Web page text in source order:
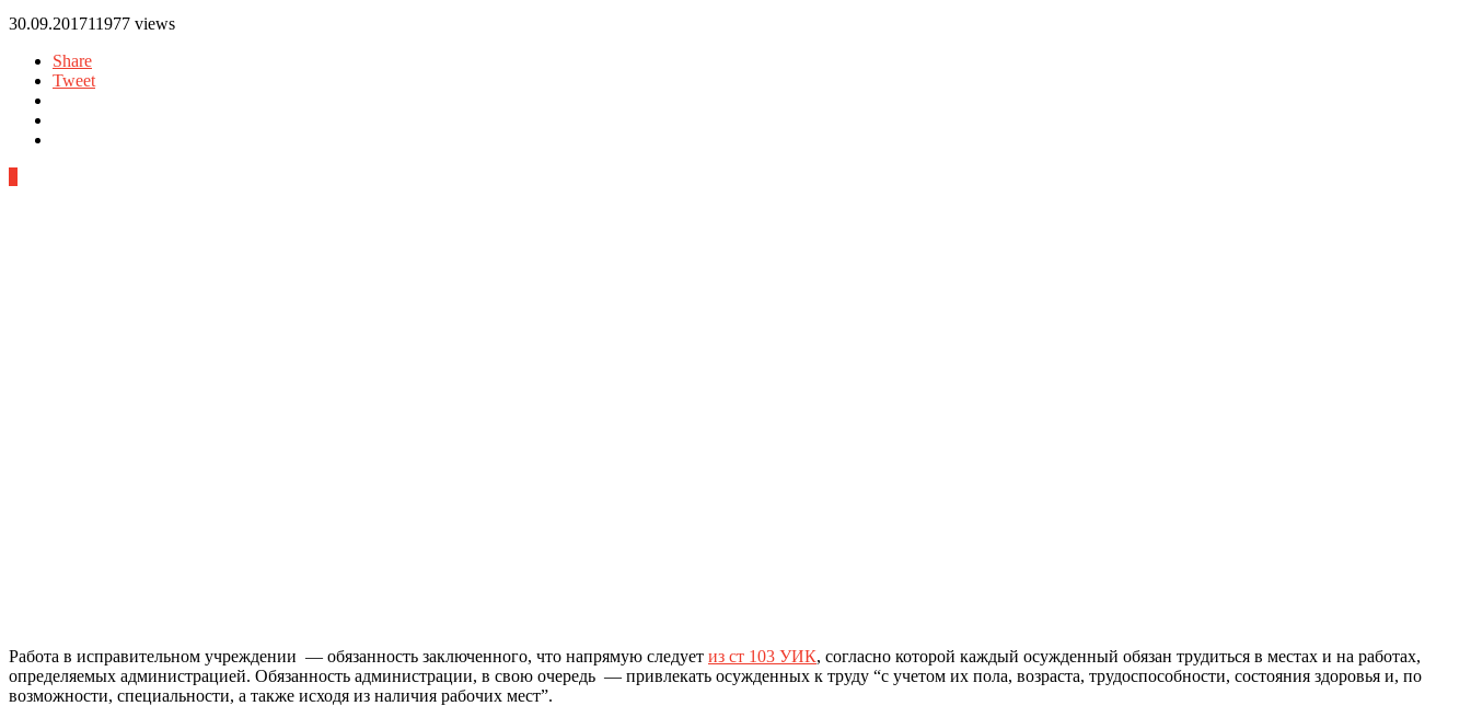
30.09.201711977 views
Share
Tweet
Работа в исправительном учреждении — обязанность заключенного, что напрямую следует из ст 103 УИК, согласно которой каждый осужденный обязан трудиться в местах и на работах,
определяемых администрацией. Обязанность администрации, в свою очередь — привлекать осужденных к труду “с учетом их пола, возраста, трудоспособности, состояния здоровья и, по
возможности, специальности, а также исходя из наличия рабочих мест”.